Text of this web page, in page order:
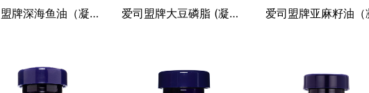
爱司盟牌深海鱼油（凝胶糖果）（超值装） 爱司盟牌大豆磷脂 (凝胶糖果)(超值装)